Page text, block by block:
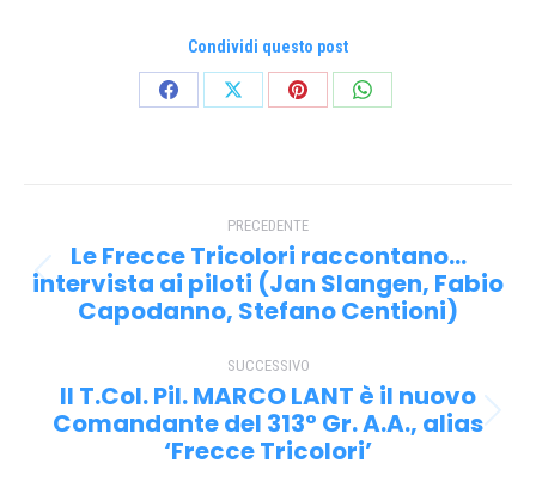
Condividi questo post
CondividiCondividiCondividiCondividi
tra
i
post
PRECEDENTE
Post
precedente:
Le Frecce Tricolori raccontano…
intervista ai piloti (Jan Slangen, Fabio
Capodanno, Stefano Centioni)
SUCCESSIVO
Prossimo
post:
Il T.Col. Pil. MARCO LANT è il nuovo
Comandante del 313° Gr. A.A., alias
‘Frecce Tricolori’